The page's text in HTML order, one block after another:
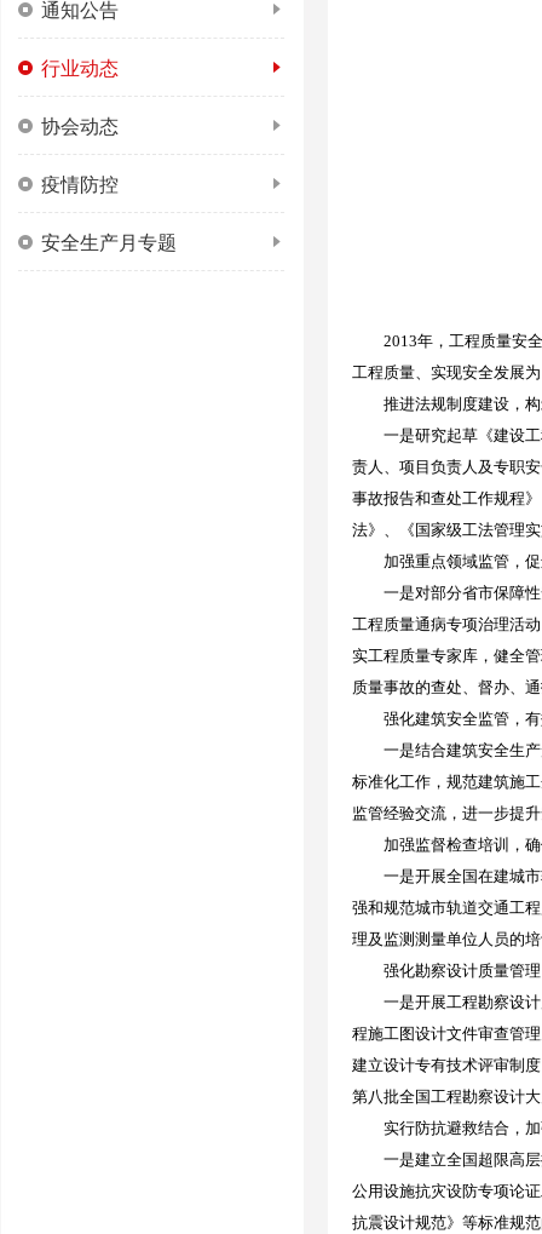
通知公告
行业动态
协会动态
疫情防控
安全生产月专题
2013年，工程质量安全
工程质量、实现安全发展
推进法规制度建设，构
一是研究起草《建设工
责人、项目负责人及专职
事故报告和查处工作规程
法》、《国家级工法管理
加强重点领域监管，促
一是对部分省市保障性
工程质量通病专项治理活
实工程质量专家库，健全
质量事故的查处、督办、
强化建筑安全监管，有
一是结合建筑安全生产
标准化工作，规范建筑施
监管经验交流，进一步提
加强监督检查培训，确
一是开展全国在建城市
强和规范城市轨道交通工
理及监测测量单位人员的
强化勘察设计质量管理
一是开展工程勘察设计
程施工图设计文件审查管
建立设计专有技术评审制
第八批全国工程勘察设计
实行防抗避救结合，加
一是建立全国超限高层
公用设施抗灾设防专项论
抗震设计规范》等标准规